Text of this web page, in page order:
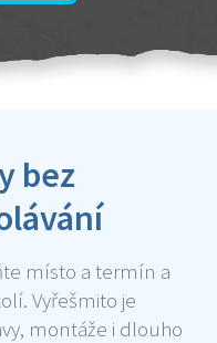
bez
místo a termín a
Vyřešmito je
montáže i dlouho